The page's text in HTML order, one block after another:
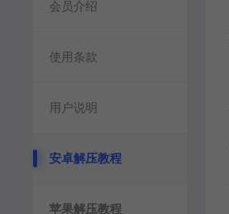
会员介绍
使用条款
用户说明
安卓解压教程
苹果解压教程